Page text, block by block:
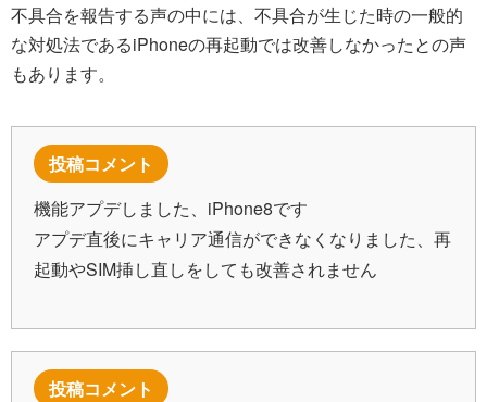
不具合を報告する声の中には、不具合が生じた時の一般的
な対処法であるiPhoneの再起動では改善しなかったとの声
もあります。
投稿コメント
機能アプデしました、iPhone8です
アプデ直後にキャリア通信ができなくなりました、再
起動やSIM挿し直しをしても改善されません
投稿コメント